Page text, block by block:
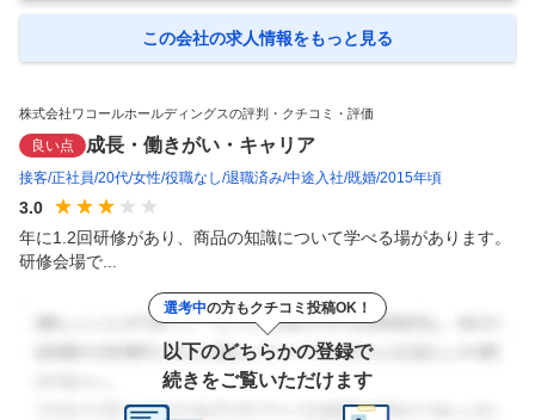
この会社の求人情報をもっと見る
株式会社ワコールホールディングスの評判・クチコミ・評価
良い点 成長・働きがい・キャリア
接客 正社員 20代 女性 役職なし 退職済み 中途入社 既婚 2015年頃
3.0
年に1.2回研修があり、商品の知識について学べる場があります。
研修会場で...
選考中の方もクチコミ投稿OK！
以下のどちらかの登録で
続きをご覧いただけます